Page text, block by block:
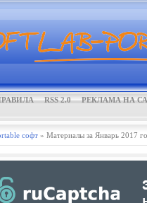
RSS 2.0 РЕКЛАМА НА
софт » Материалы за Январь 2017